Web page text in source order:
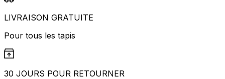
LIVRAISON GRATUITE
Pour tous les tapis
30 JOURS POUR RETOURNER